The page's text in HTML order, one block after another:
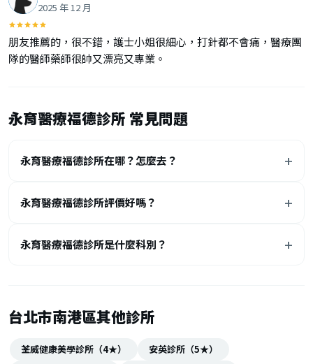
2025 年 12 月
朋友推薦的，很不錯，護士小姐很細心，打針都不會痛，醫療團
隊的醫師藥師很帥又漂亮又專業。
永育醫療福德診所 常見問題
永育醫療福德診所在哪？怎麼去？
永育醫療福德診所評價好嗎？
永育醫療福德診所是什麼科別？
台北市南港區其他診所
荃威健康美學診所（4★）
安英診所（5★）